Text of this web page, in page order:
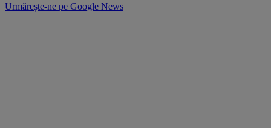
Urmărește-ne pe Google News